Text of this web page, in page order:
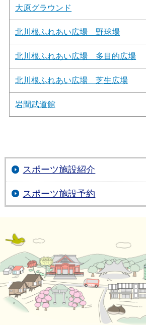
大原グラウンド
北川根ふれあい広場 野球場
北川根ふれあい広場 多目的広場
北川根ふれあい広場 芝生広場
岩間武道館
スポーツ施設紹介
スポーツ施設予約